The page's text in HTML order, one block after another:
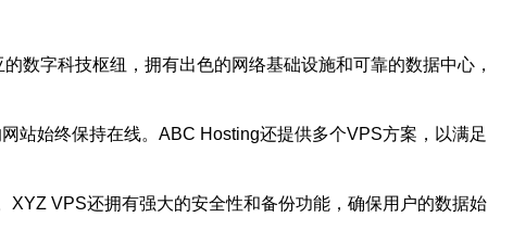
数字科技枢纽，拥有出色的网络基础设施和可靠的数据中心，
站始终保持在线。ABC Hosting还提供多个VPS方案，以满足
VPS还拥有强大的安全性和备份功能，确保用户的数据始